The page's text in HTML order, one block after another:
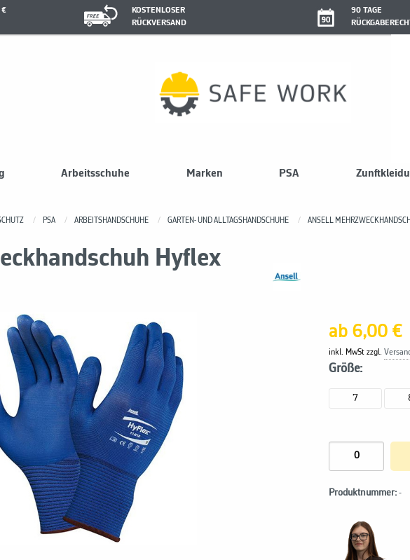
€
KOSTENLOSER
RÜCKVERSAND
90 TAGE
Arbeitsschuhe Marken PSA
PSA ARBEITSHANDSCHUHE GARTEN- UND ALLTAGSHANDSCHUHE ANSELL
Hyflex
ab 6,00 €
inkl. MwSt zzgl.
Größe:
7
Produktnummer: -